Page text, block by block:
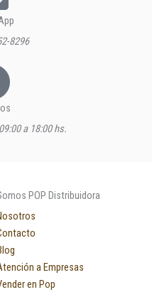
8296
a 18:00 hs.
POP Distribuidora
a Empresas
en Pop